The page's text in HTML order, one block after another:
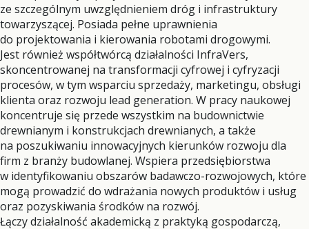
ze szczególnym uwzględnieniem dróg i infrastruktury
towarzyszącej. Posiada pełne uprawnienia
do projektowania i kierowania robotami drogowymi.
Jest również współtwórcą działalności InfraVers,
skoncentrowanej na transformacji cyfrowej i cyfryzacji
procesów, w tym wsparciu sprzedaży, marketingu, obsługi
klienta oraz rozwoju lead generation. W pracy naukowej
koncentruje się przede wszystkim na budownictwie
drewnianym i konstrukcjach drewnianych, a także
na poszukiwaniu innowacyjnych kierunków rozwoju dla
firm z branży budowlanej. Wspiera przedsiębiorstwa
w identyfikowaniu obszarów badawczo-rozwojowych, które
mogą prowadzić do wdrażania nowych produktów i usług
oraz pozyskiwania środków na rozwój.
Łączy działalność akademicką z praktyką gospodarczą,